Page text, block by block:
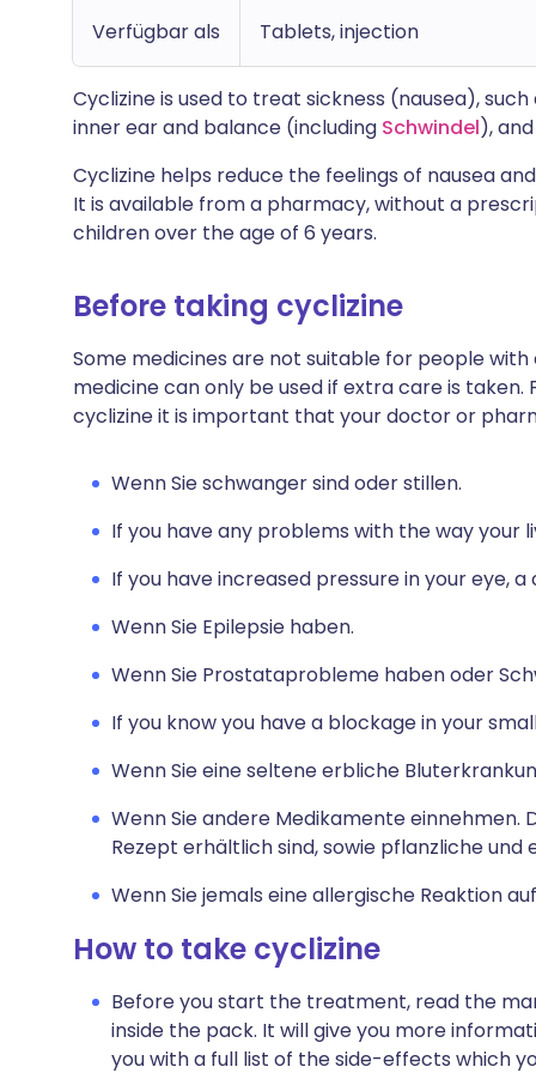
Verfügbar als Tablets, injection
Cyclizine is used to treat sickness (nausea),
inner ear and balance (including Schwindel),
Cyclizine helps reduce the feelings of nausea
It is available from a pharmacy, without a
children over the age of 6 years.
Before taking cyclizine
Some medicines are not suitable for people
medicine can only be used if extra care is
cyclizine it is important that your doctor or
Wenn Sie schwanger sind oder stillen.
If you have any problems with the way your
If you have increased pressure in your eye,
Wenn Sie Epilepsie haben.
Wenn Sie Prostataprobleme haben oder
If you know you have a blockage in your
Wenn Sie eine seltene erbliche
Wenn Sie andere Medikamente einnehmen.
Rezept erhältlich sind, sowie pflanzliche und
Wenn Sie jemals eine allergische Reaktion
How to take cyclizine
Before you start the treatment, read the
inside the pack. It will give you more
you with a full list of the side-effects which